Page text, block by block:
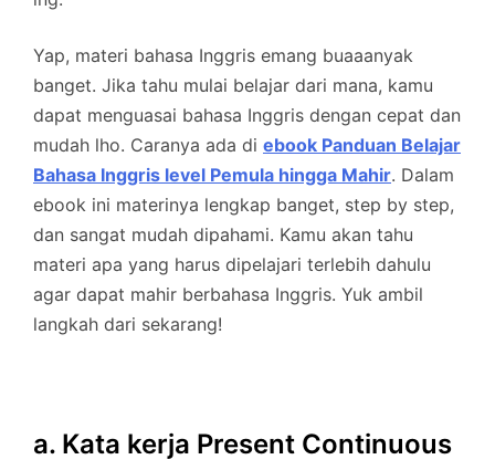
Yap, materi bahasa Inggris emang buaaanyak
banget. Jika tahu mulai belajar dari mana, kamu
dapat menguasai bahasa Inggris dengan cepat dan
mudah lho. Caranya ada di ebook Panduan Belajar
Bahasa Inggris level Pemula hingga Mahir. Dalam
ebook ini materinya lengkap banget, step by step,
dan sangat mudah dipahami. Kamu akan tahu
materi apa yang harus dipelajari terlebih dahulu
agar dapat mahir berbahasa Inggris. Yuk ambil
langkah dari sekarang!
a. Kata kerja Present Continuous